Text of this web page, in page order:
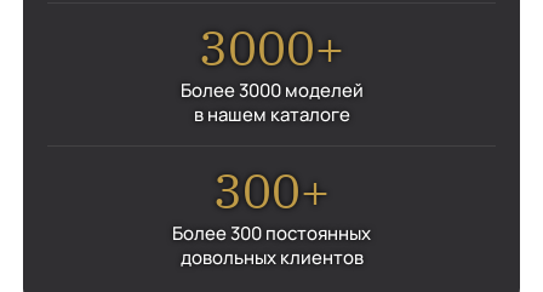
3000+
Более 3000 моделей
в нашем каталоге
300+
Более 300 постоянных
довольных клиентов